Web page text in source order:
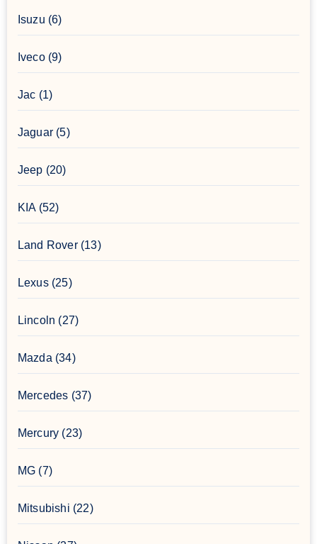
Isuzu (6)
Iveco(9)
Jac (1)
Jaguar(5)
Jeep (20)
KIA(52)
Land Rover(13)
Lexus(25)
Lincoln (27)
Mazda(34)
Mercedes (37)
Mercury (23)
MG (7)
Mitsubishi (22)